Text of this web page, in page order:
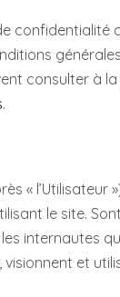
confidentialité
consulter à
.
« l’Utilisateur
le site.
internautes
visionnent et